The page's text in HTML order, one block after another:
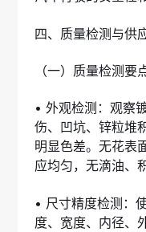
四、质量检测与供
（一）质量检测要
• 外观检测：观察
伤、凹坑、锌粒堆
明显色差。无花表
应均匀，无滴油、
• 尺寸精度检测：
度、宽度、内径、